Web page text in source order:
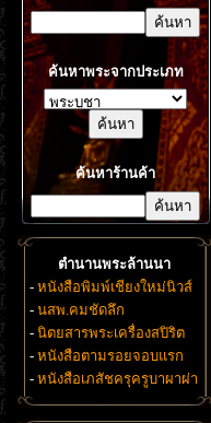
ค้นหาพระจากประเภท
ค้นหาร้านค้า
ตำนานพระล้านนา
- หนังสือพิมพ์เชียงใหม่นิวส์
- นสพ.คมชัดลึก
- นิตยสารพระเครื่องสปิริต
- หนังสือตามรอยจอบแรก
- หนังสือเภสัชครุครูบาผาผ่า